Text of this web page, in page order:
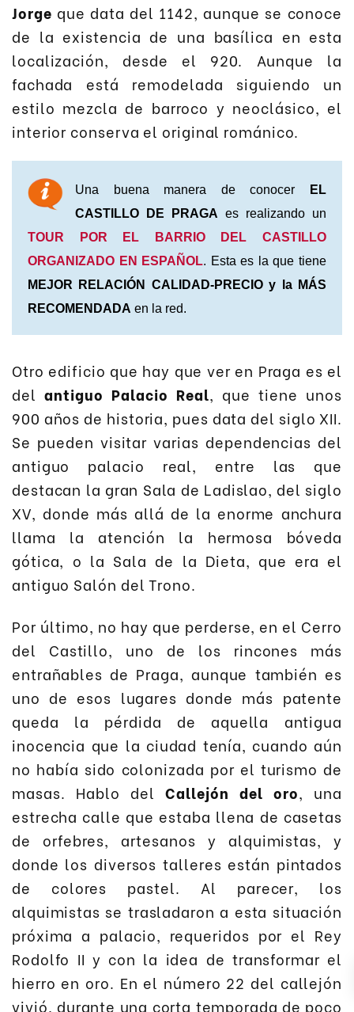
Jorge que data del 1142, aunque se conoce
de la existencia de una basílica en esta
localización, desde el 920. Aunque la
fachada está remodelada siguiendo un
estilo mezcla de barroco y neoclásico, el
interior conserva el original románico.
Una buena manera de conocer
EL
CASTILLO DE PRAGA es realizando un
TOUR POR EL BARRIO DEL CASTILLO
ORGANIZADO EN ESPAÑOL. Esta es la que tiene
MEJOR RELACIÓN CALIDAD-PRECIO y la MÁS
RECOMENDADA en la red.
Otro edificio que hay que ver en Praga es el
delantiguo Palacio Real, que tiene unos
900 años de historia, pues data del siglo XII.
Se pueden visitar varias dependencias del
antiguo palacio real, entre las que
destacan la gran Sala de Ladislao, del siglo
XV, donde más allá de la enorme anchura
llama la atención la hermosa bóveda
gótica, o la Sala de la Dieta, que era el
antiguo Salón del Trono.
Por último, no hay que perderse, en el Cerro
del Castillo, uno de los rincones más
entrañables de Praga, aunque también es
uno de esos lugares donde más patente
queda la pérdida de aquella antigua
inocencia que la ciudad tenía, cuando aún
no había sido colonizada por el turismo de
masas. Hablo delCallejón del oro, una
estrecha calle que estaba llena de casetas
de orfebres, artesanos y alquimistas, y
donde los diversos talleres están pintados
de colores pastel. Al parecer, los
alquimistas se trasladaron a esta situación
próxima a palacio, requeridos por el Rey
Rodolfo II y con la idea de transformar el
hierro en oro. En el número 22 del callejón
vivió, durante una corta temporada de poco